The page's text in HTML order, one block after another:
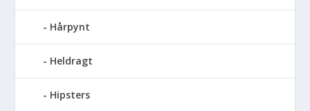
Hårpynt
Heldragt
Hipsters